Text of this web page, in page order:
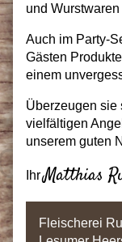
Fleischerei
und
Auch im Party-
Gästen
einem
Überzeugen sie
vielfältigen
unserem guten
IhrMatthias